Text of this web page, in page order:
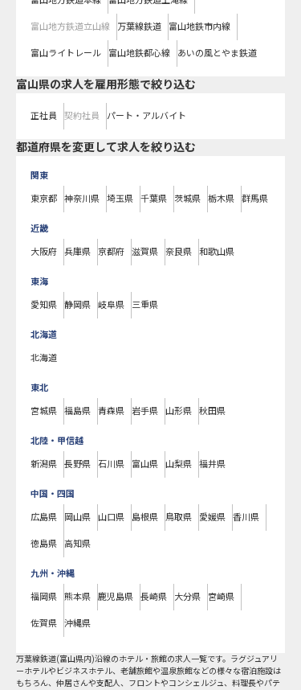
富山地方鉄道立山線 万葉線鉄道 富山地鉄市内線
富山ライトレール 富山地鉄都心線 あいの風とやま鉄道
富山県の求人を雇用形態で絞り込む
正社員 契約社員 パート・アルバイト
都道府県を変更して求人を絞り込む
関東
東京都 神奈川県 埼玉県 千葉県 茨城県 栃木県 群馬県
近畿
大阪府 兵庫県 京都府 滋賀県 奈良県 和歌山県
東海
愛知県 静岡県 岐阜県 三重県
北海道
北海道
東北
宮城県 福島県 青森県 岩手県 山形県 秋田県
北陸・甲信越
新潟県 長野県 石川県 富山県 山梨県 福井県
中国・四国
広島県 岡山県 山口県 島根県 鳥取県 愛媛県 香川県
徳島県 高知県
九州・沖縄
福岡県 熊本県 鹿児島県 長崎県 大分県 宮崎県
佐賀県 沖縄県
万葉線鉄道(富山県内)沿線のホテル・旅館の求人一覧です。ラグジュアリ
ーホテルやビジネスホテル、老舗旅館や温泉旅館などの様々な宿泊施設は
もちろん、仲居さんや支配人、フロントやコンシェルジュ、料理長やパテ